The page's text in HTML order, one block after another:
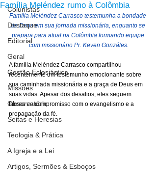
Colunistas
Destaque
Editorial
Geral
Gestão Eclesiástica
Missões
Observatório
Seitas e Heresias
Teologia & Prática
A Igreja e a Lei
Artigos, Sermões & Esboços
Família Meléndez rumo à Colômbia
Família Meléndez Carrasco testemunha a bondade
de Deus em sua jornada missionária, enquanto se
prepara para atual na Colômbia formando equipe
com missionário Pr. Keven Gonzáles.
A família Meléndez Carrasco compartilhou
recentemente um testemunho emocionante sobre
sua caminhada missionária e a graça de Deus em
suas vidas. Apesar dos desafios, eles seguem
firmes no compromisso com o evangelismo e a
propagação da fé.